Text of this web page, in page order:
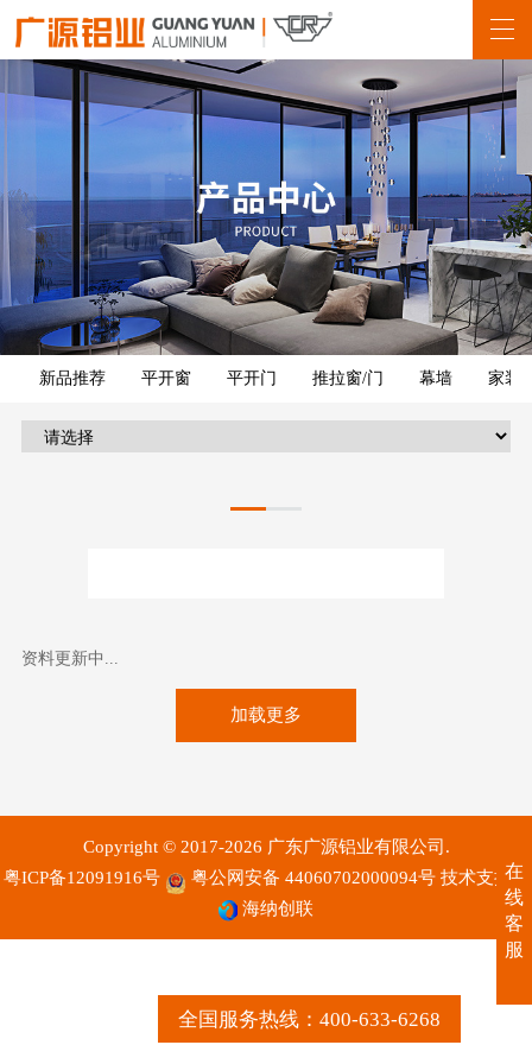
全国服务热线：400-633-6268
新品推荐 平开窗 平开门 推拉窗/门 幕墙 家装
资料更新中...
加载更多
Copyright © 2017-2026 广东广源铝业有限公司.
粤ICP备12091916号
粤公网安备 44060702000094号 技术支持：
海纳创联
在
线
客
服